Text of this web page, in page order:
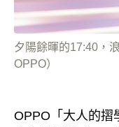
夕陽餘暉的17:40，
OPPO）
OPPO「大人的摺